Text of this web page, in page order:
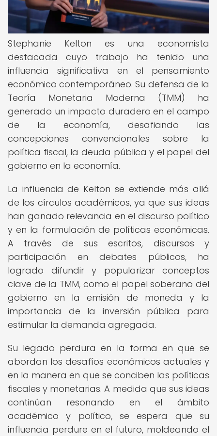
Stephanie Kelton es una economista
destacada cuyo trabajo ha tenido una
influencia significativa en el pensamiento
económico contemporáneo. Su defensa de la
Teoría Monetaria Moderna (TMM) ha
generado un impacto duradero en el campo
de la economía, desafiando las
concepciones convencionales sobre la
política fiscal, la deuda pública y el papel del
gobierno en la economía.
La influencia de Kelton se extiende más allá
de los círculos académicos, ya que sus ideas
han ganado relevancia en el discurso político
y en la formulación de políticas económicas.
A través de sus escritos, discursos y
participación en debates públicos, ha
logrado difundir y popularizar conceptos
clave de la TMM, como el papel soberano del
gobierno en la emisión de moneda y la
importancia de la inversión pública para
estimular la demanda agregada.
Su legado perdura en la forma en que se
abordan los desafíos económicos actuales y
en la manera en que se conciben las políticas
fiscales y monetarias. A medida que sus ideas
continúan resonando en el ámbito
académico y político, se espera que su
influencia perdure en el futuro, moldeando el